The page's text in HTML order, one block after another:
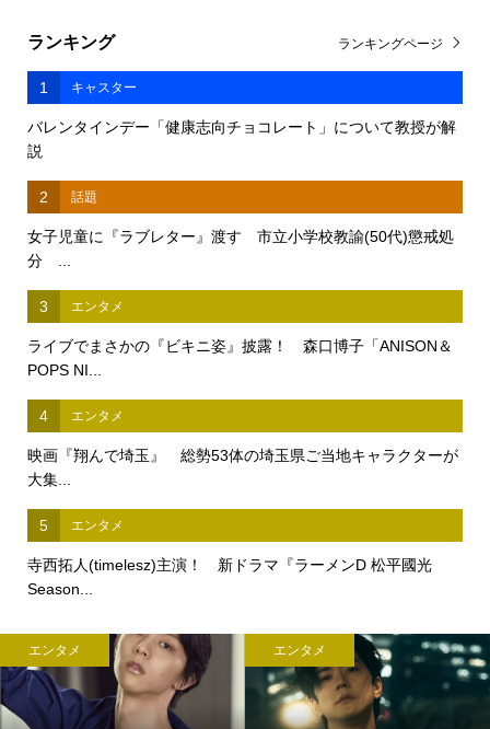
ランキング
1 キャスター
バレンタインデー「健康志向チョコレート」について教授が解
説
2 話題
女子児童に『ラブレター』渡す 市立小学校教諭(50代)懲戒処
分 ...
3 エンタメ
ライブでまさかの『ビキニ姿』披露！ 森口博子「ANISON＆
POPS NI...
4 エンタメ
映画『翔んで埼玉』 総勢53体の埼玉県ご当地キャラクターが
大集...
5 エンタメ
寺西拓人(timelesz)主演！ 新ドラマ『ラーメンD 松平國光
Season...
ランキングページ
エンタメ エンタメ